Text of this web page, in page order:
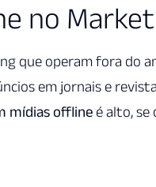
no
que operam fora do
em jornais e
mídias offline é alto, se